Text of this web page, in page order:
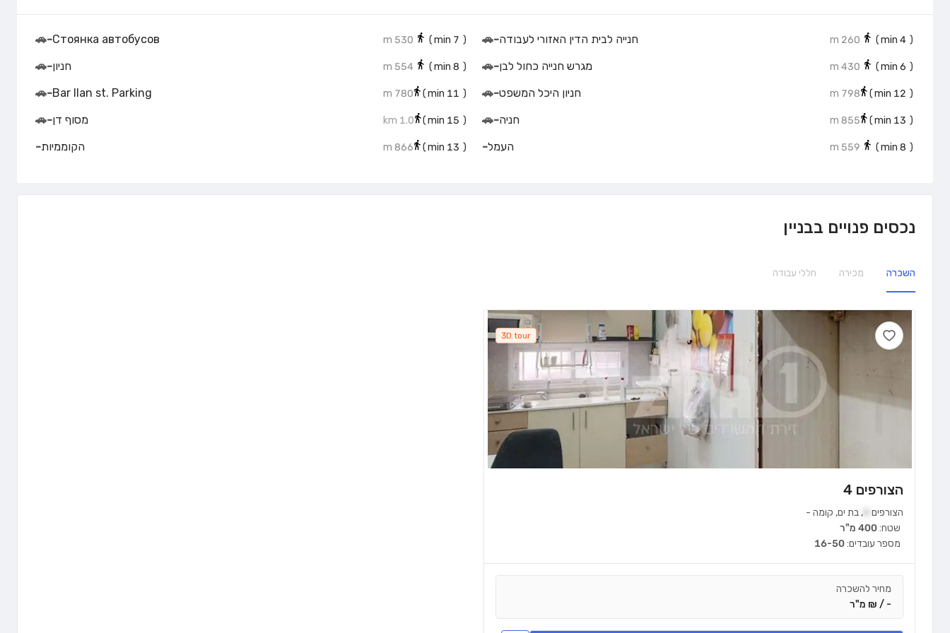
(
4
260 m חנייה לבית הדין האזורי לעבודה-
🚗
(
7
530 m
Стоянка автобусов
-
🚗
(
6
430 m מגרש חנייה כחול לבן-
🚗
(
8
554 m חניון-
🚗
(
12
798 m חניון היכל המשפט-
🚗
(
11
780 m
Bar Ilan st. Parking
-
🚗
(
13
855 m חניה-
🚗
(
15
1.0 km מסוף דן-
🚗
(
8
559 m העמל-
(
13
866 m הקוממיות-
נכסים פנויים בבניין
השכרה מכירה חללי עבודה
3D tour
הצורפים 4
הצורפים , בת ים, קומה -
שטח:400 מ"ר
מספר עובדים:16-50
מחיר להשכרה
- / ₪ מ"ר